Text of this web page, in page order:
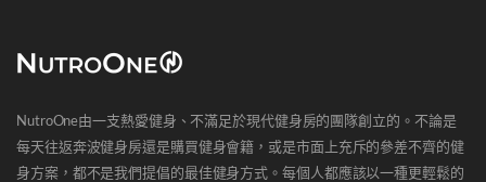
NutroOne由一支熱愛健身、不滿足於現代健身房的團隊創立的。不論是
每天往返奔波健身房還是購買健身會籍，或是市面上充斥的參差不齊的健
身方案，都不是我們提倡的最佳健身方式。每個人都應該以一種更輕鬆的